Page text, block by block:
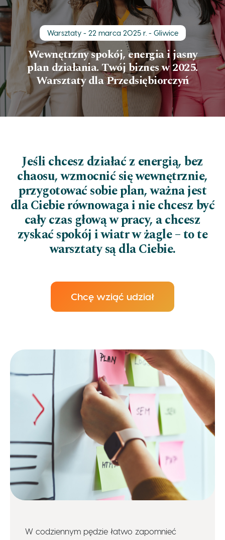
Skip to main content
Warsztaty - 22 marca 2025 r. - Gliwice
Wewnętrzny spokój, energia i jasny
plan działania. Twój biznes w 2025.
Warsztaty dla Przedsiębiorczyń
Jeśli chcesz działać z energią, bez
chaosu, wzmocnić się wewnętrznie,
przygotować sobie plan, ważna jest
dla Ciebie równowaga i nie chcesz być
cały czas głową w pracy, a chcesz
zyskać spokój i wiatr w żagle – to te
warsztaty są dla Ciebie.
Chcę wziąć udział
W codziennym pędzie łatwo zapomnieć